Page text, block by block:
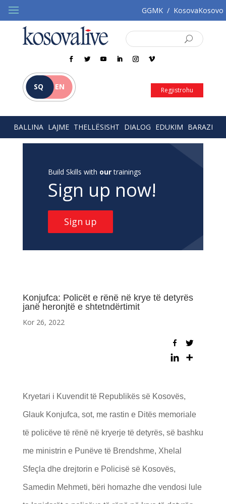
GGMK / KosovaKosovo
SQ EN Regjistrohu
BALLINA LAJME THELLËSISHT DIALOG EDUKIM BARAZI
Build Skills with ourtrainings
Sign up now!
Sign up
Konjufca: Policët e rënë në krye të detyrës
janë heronjtë e shtetndërtimit
Kor 26, 2022
Kryetari i Kuvendit të Republikës së Kosovës,
Glauk Konjufca, sot, me rastin e Ditës memoriale
të policëve të rënë në kryerje të detyrës, së bashku
me ministrin e Punëve të Brendshme, Xhelal
Sfeçla dhe drejtorin e Policisë së Kosovës,
Samedin Mehmeti, bëri homazhe dhe vendosi lule